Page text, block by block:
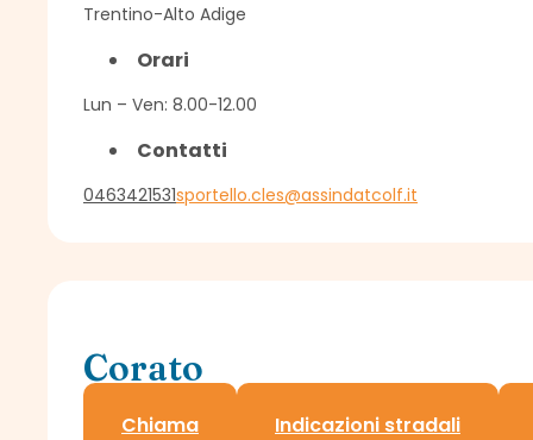
Trentino-Alto Adige
Orari
Lun – Ven: 8.00-12.00
Contatti
0463421531sportello.cles@assindatcolf.it
Corato
Referente Assindatcolf c/o Cdl Ancl
Chiama Indicazioni stradali